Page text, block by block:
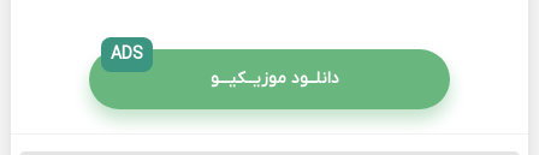
دانلــود موزیــکیـــو
ADS